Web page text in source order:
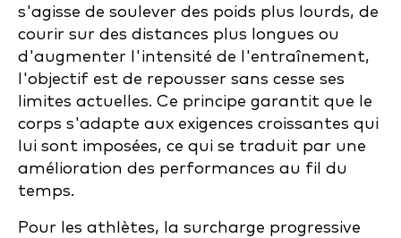
s'agisse de soulever des poids plus lourds, de
courir sur des distances plus longues ou
d'augmenter l'intensité de l'entraînement,
l'objectif est de repousser sans cesse ses
limites actuelles. Ce principe garantit que le
corps s'adapte aux exigences croissantes qui
lui sont imposées, ce qui se traduit par une
amélioration des performances au fil du
temps.
Pour les athlètes, la surcharge progressive